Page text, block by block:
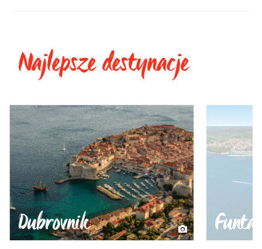
Najlepsze destynacje
Dubrovnik